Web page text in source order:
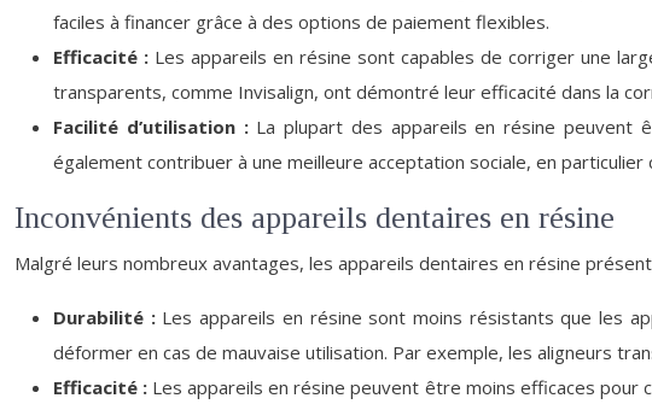
faciles à financer grâce à des options de paiement flexibles.
Efficacité : Les appareils en résine sont capables de corriger une
transparents, comme Invisalign, ont démontré leur efficacité dans la
Facilité d’utilisation : La plupart des appareils en résine peuvent
également contribuer à une meilleure acceptation sociale, en
Inconvénients des appareils dentaires en résine
Malgré leurs nombreux avantages, les appareils dentaires en résine
Durabilité : Les appareils en résine sont moins résistants que les
déformer en cas de mauvaise utilisation. Par exemple, les aligneurs
Efficacité : Les appareils en résine peuvent être moins efficaces pour